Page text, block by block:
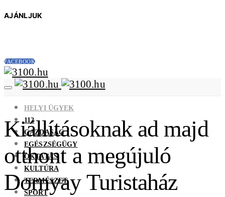
AJÁNLJUK
FACEBOOK
HELYI ÜGYEK
112
GAZDASÁG
EGÉSZSÉGÜGY
OKTATÁS
KULTÚRA
TERMÉSZET
SPORT
Kiállításoknak ad majd
otthont a megújuló
Dornyay Turistaház